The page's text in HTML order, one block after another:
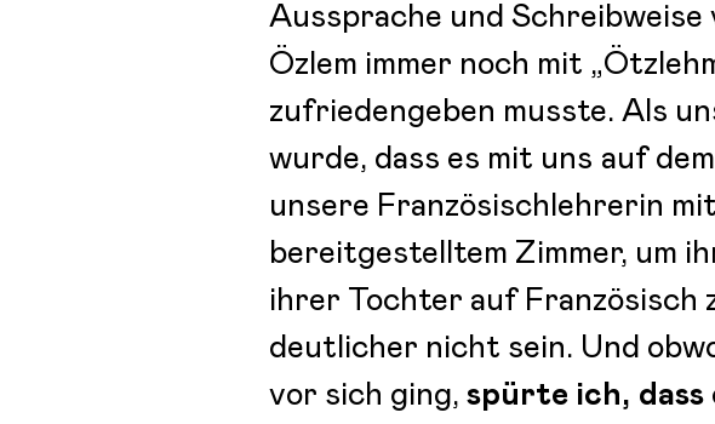
Aussprache und
Özlem immer noch mit
zufriedengeben musste. Als
wurde, dass es mit uns auf
unsere Französischlehrerin
bereitgestelltem Zimmer, um
ihrer Tochter auf Französisch
deutlicher nicht sein. Und
vor sich ging,spürte ich,